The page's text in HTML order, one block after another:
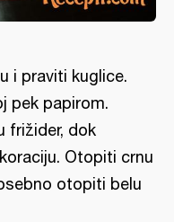
i praviti kuglice.
pek papirom.
frižider, dok
Otopiti crnu
otopiti belu